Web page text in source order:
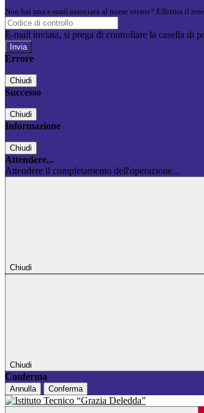
Non hai una e-mail associata al nome utente? Effettua il
E-mail inviata, si prega di controllare la casella di
Errore
Chiudi
Successo
Chiudi
Informazione
Chiudi
Attendere...
Attendere il completamento dell'operazione...
Chiudi
Chiudi
Conferma
Annulla Conferma